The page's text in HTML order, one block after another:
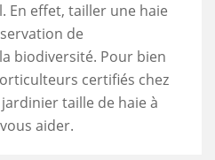
En effet, tailler une haie
de
biodiversité. Pour bien
certifiés chez
taille de haie à
aider.